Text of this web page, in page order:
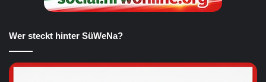
Wer steckt hinter SüWeNa?